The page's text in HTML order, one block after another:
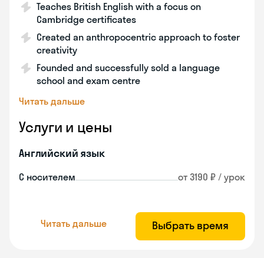
Teaches British English with a focus on
Cambridge certificates
Created an anthropocentric approach to foster
creativity
Founded and successfully sold a language
school and exam centre
Читать дальше
Услуги и цены
Английский язык
С носителем от 3190 ₽ / урок
Читать дальше Выбрать время